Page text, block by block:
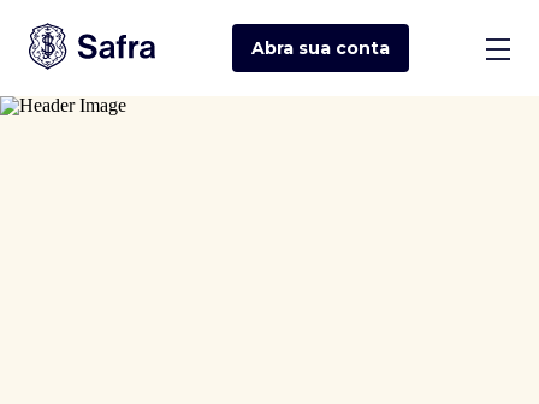
Abra sua conta